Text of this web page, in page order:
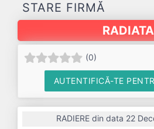
STARE FIRMĂ
RADIATA
(0)
AUTENTIFICĂ-TE
RADIERE din data 22